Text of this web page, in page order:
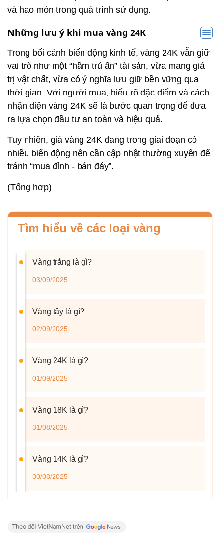
và hao mòn trong quá trình sử dụng.
Những lưu ý khi mua vàng 24K
Trong bối cảnh biến động kinh tế, vàng 24K vẫn giữ
vai trò như một “hầm trú ẩn” tài sản, vừa mang giá
trị vật chất, vừa có ý nghĩa lưu giữ bền vững qua
thời gian. Với người mua, hiểu rõ đặc điểm và cách
nhận diện vàng 24K sẽ là bước quan trọng để đưa
ra lựa chọn đầu tư an toàn và hiệu quả.
Tuy nhiên, giá vàng 24K đang trong giai đoạn có
nhiều biến động nên cần cập nhật thường xuyên để
tránh “mua đỉnh - bán đáy”.
(Tổng hợp)
Tìm hiểu về các loại vàng
Vàng trắng là gì?
03/09/2025
Vàng tây là gì?
02/09/2025
Vàng 24K là gì?
01/09/2025
Vàng 18K là gì?
31/08/2025
Vàng 14K là gì?
30/08/2025
29/08/2025